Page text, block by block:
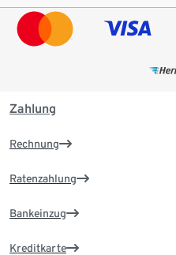
Zahlung
Rechnung
Ratenzahlung
Bankeinzug
Kreditkarte